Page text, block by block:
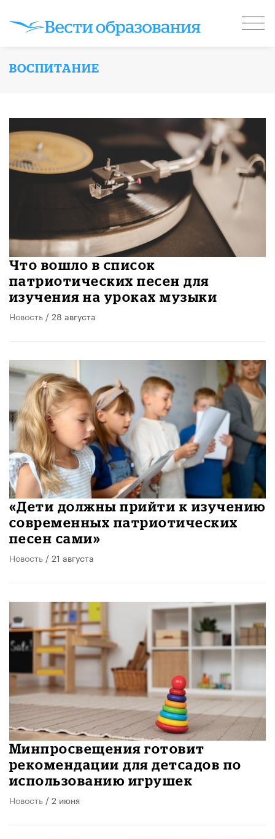
ВОСПИТАНИЕ
Что вошло в список
патриотических песен для
изучения на уроках музыки
Новость / 28 августа
«Дети должны прийти к изучению
современных патриотических
песен сами»
Новость / 21 августа
Минпросвещения готовит
рекомендации для детсадов по
использованию игрушек
Новость / 2 июня